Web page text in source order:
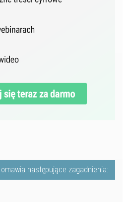
następujące zagadnienia: